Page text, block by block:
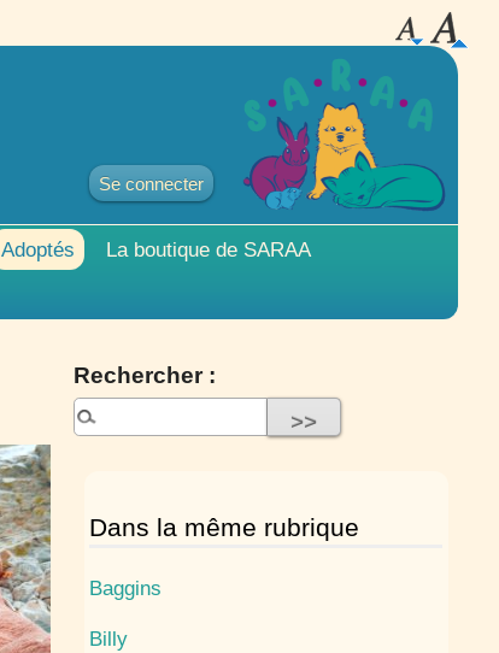
Se connecter
Adoptés La boutique de SARAA
Rechercher :
Dans la même rubrique
Baggins
Billy